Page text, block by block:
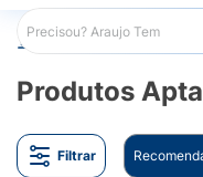
Araujo Marcas
Produtos
Filtrar